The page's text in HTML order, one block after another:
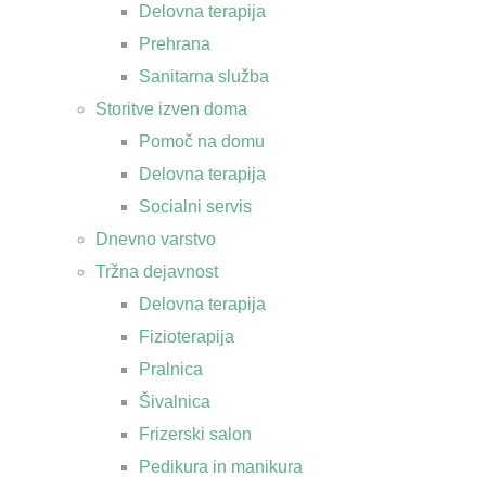
Delovna terapija
Prehrana
Sanitarna služba
Storitve izven doma
Pomoč na domu
Delovna terapija
Socialni servis
Dnevno varstvo
Tržna dejavnost
Delovna terapija
Fizioterapija
Pralnica
Šivalnica
Frizerski salon
Pedikura in manikura